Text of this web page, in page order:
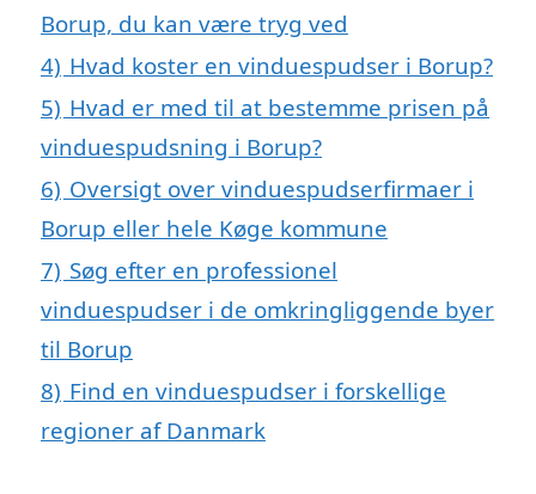
Borup, du kan være tryg ved
4) Hvad koster en vinduespudser i Borup?
5) Hvad er med til at bestemme prisen på
vinduespudsning i Borup?
6) Oversigt over vinduespudserfirmaer i
Borup eller hele Køge kommune
7) Søg efter en professionel
vinduespudser i de omkringliggende byer
til Borup
8) Find en vinduespudser i forskellige
regioner af Danmark